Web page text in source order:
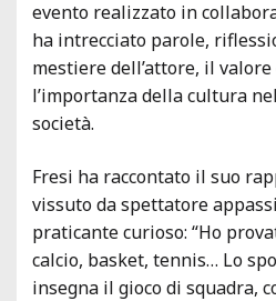
evento realizzato in
ha intrecciato parole,
mestiere dell’attore, il
l’importanza della cultura
società.
Fresi ha raccontato il suo
vissuto da spettatore
praticante curioso: “Ho
calcio, basket, tennis… Lo
insegna il gioco di squadra,